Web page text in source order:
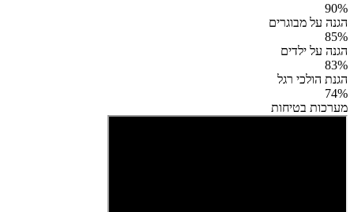
90%
הגנה על מבוגרים
85%
הגנה על ילדים
83%
הגנת הולכי רגל
74%
מערכות בטיחות